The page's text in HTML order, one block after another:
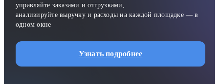
управляйте заказами и отгрузками,
анализируйте выручку и расходы на каждой площадке — в
одном окне
Узнать подробнее